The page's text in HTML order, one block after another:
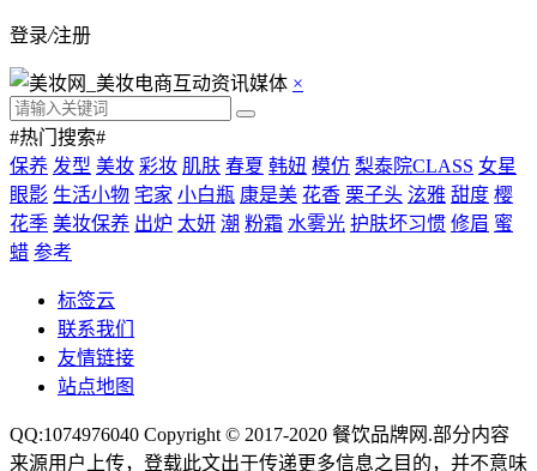
登录/注册
×
#热门搜索#
保养 发型 美妆 彩妆 肌肤 春夏 韩妞 模仿 梨泰院CLASS 女星
眼影 生活小物 宅家 小白瓶 康是美 花香 栗子头 泫雅 甜度 樱
花季 美妆保养 出炉 太妍 潮 粉霜 水雾光 护肤坏习惯 修眉 蜜
蜡 参考
标签云
联系我们
友情链接
站点地图
QQ:1074976040 Copyright © 2017-2020 餐饮品牌网 .部分内容
来源用户上传，登载此文出于传递更多信息之目的，并不意味